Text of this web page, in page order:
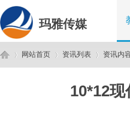
玛雅传媒
网站首页 资讯列表 资讯内
10*12